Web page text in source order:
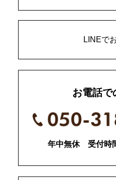
LINEで
お電話で
年中無休 受付時